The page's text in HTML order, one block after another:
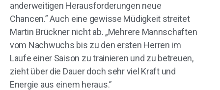
anderweitigen Herausforderungen neue
Chancen.” Auch eine gewisse Müdigkeit streitet
Martin Brückner nicht ab. „Mehrere Mannschaften
vom Nachwuchs bis zu den ersten Herren im
Laufe einer Saison zu trainieren und zu betreuen,
zieht über die Dauer doch sehr viel Kraft und
Energie aus einem heraus.”